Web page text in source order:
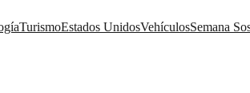
TurismoEstados UnidosVehículosSemana